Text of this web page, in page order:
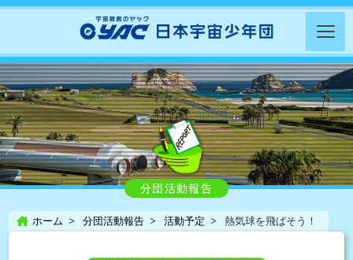
分団活動報告
ホーム 分団活動報告 活動予定 熱気球を飛ばそう！